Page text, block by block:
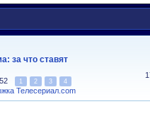
за что ставят
1 2 3 4
Телесериал.com